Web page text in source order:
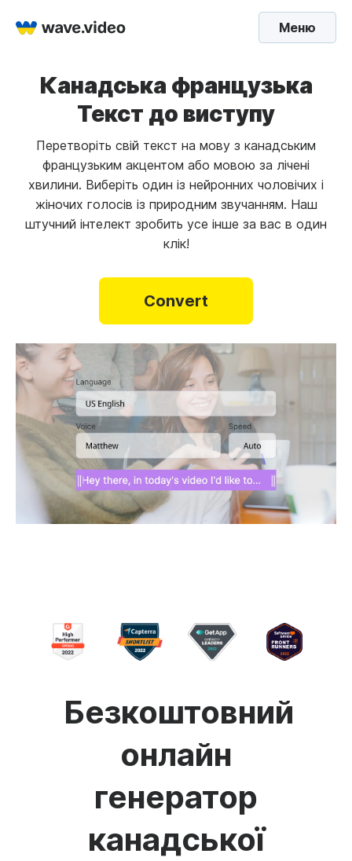
Меню
Канадська французька
Текст до виступу
Перетворіть свій текст на мову з канадським
французьким акцентом або мовою за лічені
хвилини. Виберіть один із нейронних чоловічих і
жіночих голосів із природним звучанням. Наш
штучний інтелект зробить усе інше за вас в один
клік!
Convert
Безкоштовний
онлайн
генератор
канадської